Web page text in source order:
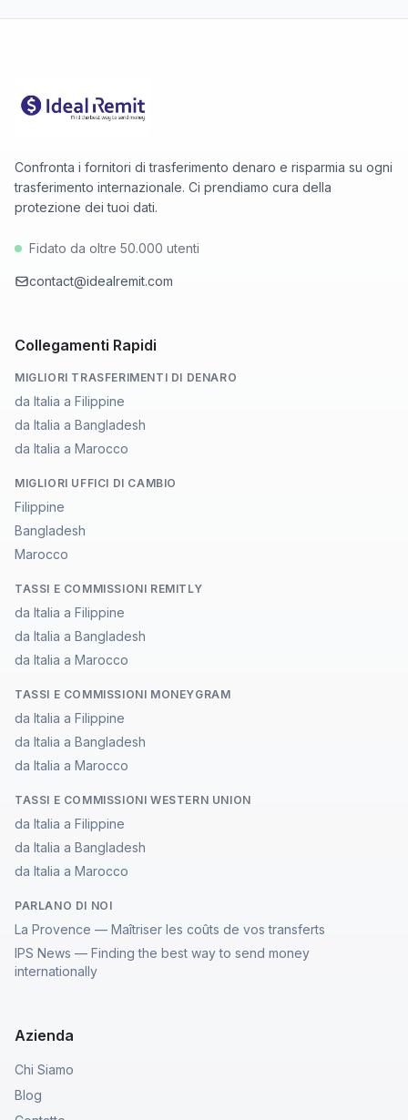
Confronta i fornitori di trasferimento denaro e risparmia su ogni
trasferimento internazionale. Ci prendiamo cura della
protezione dei tuoi dati.
Fidato da oltre 50.000 utenti
contact@idealremit.com
Collegamenti Rapidi
MIGLIORI TRASFERIMENTI DI DENARO
da Italia a Filippine
da Italia a Bangladesh
da Italia a Marocco
MIGLIORI UFFICI DI CAMBIO
Filippine
Bangladesh
Marocco
TASSI E COMMISSIONI REMITLY
da Italia a Filippine
da Italia a Bangladesh
da Italia a Marocco
TASSI E COMMISSIONI MONEYGRAM
da Italia a Filippine
da Italia a Bangladesh
da Italia a Marocco
TASSI E COMMISSIONI WESTERN UNION
da Italia a Filippine
da Italia a Bangladesh
da Italia a Marocco
PARLANO DI NOI
La Provence — Maîtriser les coûts de vos transferts
IPS News — Finding the best way to send money
internationally
Azienda
Chi Siamo
Blog